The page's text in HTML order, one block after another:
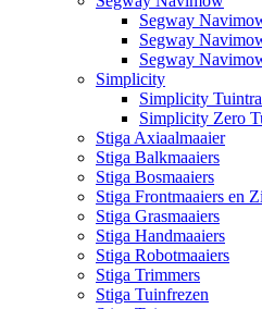
Segway
Segway
Segway
Simplicity
Simplicity
Simplicity Zero
Stiga Axiaalmaaier
Stiga Balkmaaiers
Stiga Bosmaaiers
Stiga Frontmaaiers en
Stiga Grasmaaiers
Stiga Handmaaiers
Stiga Robotmaaiers
Stiga Trimmers
Stiga Tuinfrezen